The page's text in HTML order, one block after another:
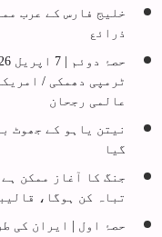
خلیج فارس کے عرب
ذرائع
ٹرمپی دھمکی /
عالمی رجحان
نیتن یاہو کے جھوٹ
گیا
جنگ کا آغاز ممکن
تباہ کن ہوگا،
حصۂ اول | ایران کی